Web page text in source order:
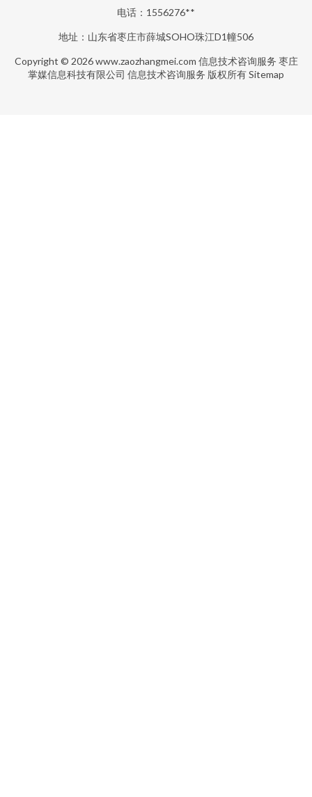
电话：1556276**
地址：山东省枣庄市薛城SOHO珠江D1幢506
Copyright © 2026www.zaozhangmei.com 信息技术咨询服务 枣庄
掌媒信息科技有限公司 信息技术咨询服务 版权所有Sitemap